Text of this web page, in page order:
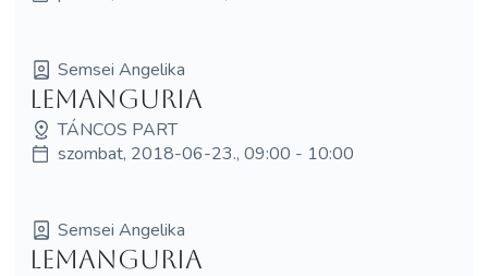
Semsei Angelika
LEMangURIA
TÁNCOS PART
szombat, 2018-06-23., 09:00 - 10:00
Semsei Angelika
LEMangURIA